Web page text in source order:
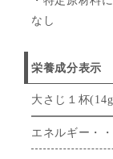
なし
栄養成分表示
大さじ１杯
エネルギー・